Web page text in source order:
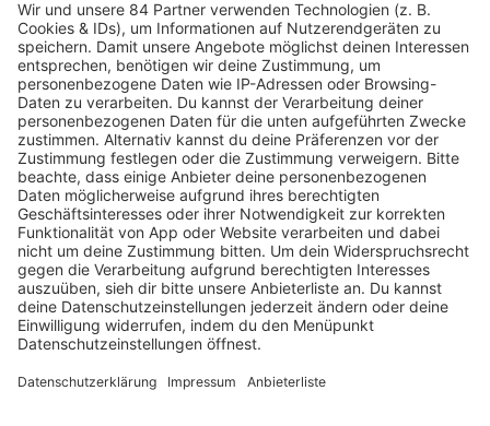
MEHR LESEN
HOME
RADIOS
barba radio
Lagerfeuer
Füße hoch
Schmusekatze
Song Contest
Mädelsabend